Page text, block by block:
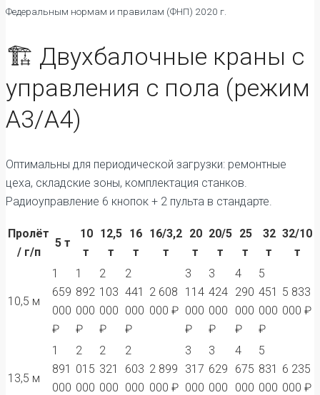
Федеральным нормам и правилам (ФНП) 2020 г.
🏗️ Двухбалочные краны с
управления с пола (режим
А3/А4)
Оптимальны для периодической загрузки: ремонтные
цеха, складские зоны, комплектация станков.
Радиоуправление 6 кнопок + 2 пульта в стандарте.
Пролёт
/ г/п
5 т
10
т
12,5
т
16
т
16/3,2
т
20
т
20/5
т
25
т
32
т
32/10
т
10,5 м
1
659
000
₽
1
892
000
₽
2
103
000
₽
2
441
000
₽
2 608
000 ₽
3
114
000
₽
3
424
000
₽
4
290
000
₽
5
451
000
₽
5 833
000 ₽
13,5 м
1
891
000
2
015
000
2
321
000
2
603
000
2 899
000 ₽
3
317
000
3
629
000
4
675
000
5
831
000
6 235
000 ₽